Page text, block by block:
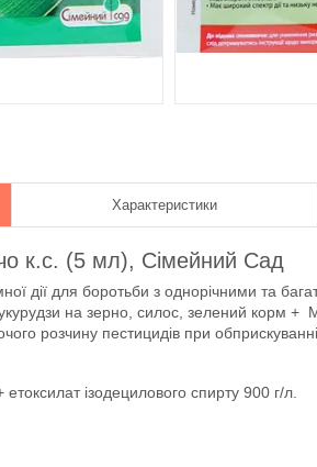
Характеристики
к.с. (5 мл), Сімейний Сад
дії для боротьби з однорічними та
на зерно, силос, зелений корм
розчину пестицидів при обприскуванні
ізодецилового спирту 900 г/л.